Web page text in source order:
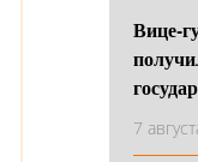
Вице-
7